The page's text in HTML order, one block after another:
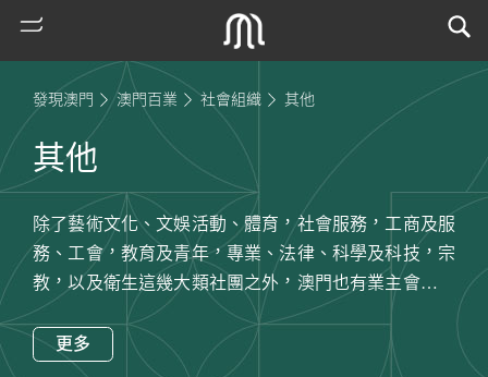
門
發現澳門 澳門百業 社會組織 其他
其他
除了藝術文化、文娛活動、體育，社會服務，工商及服
務、工會，教育及青年，專業、法律、科學及科技，宗
教，以及衛生這幾大類社團之外，澳門也有業主會、環
境保護、基金會和其他等不同類型的社團組織，姿彩紛
呈的社團活動共同促進本地社會的發展。
更多